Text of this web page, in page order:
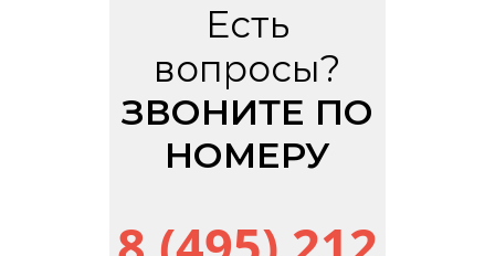
Есть
вопросы?
ЗВОНИТЕ ПО
НОМЕРУ